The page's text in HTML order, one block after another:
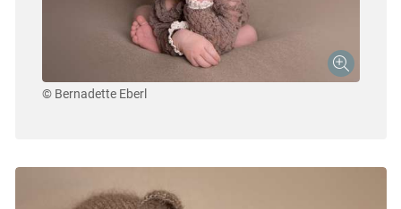
© Bernadette Eberl